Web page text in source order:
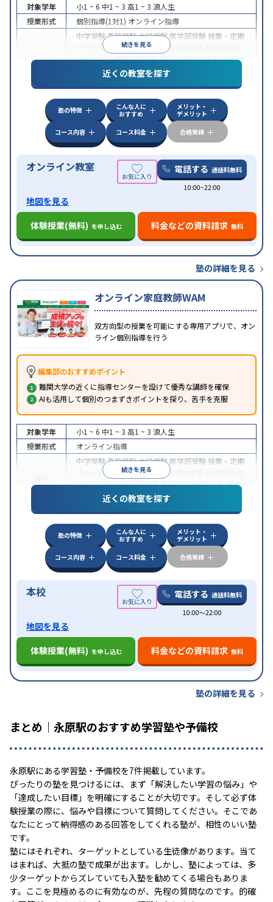
続きを見る
対象学年 小1 ~ 6 中1 ~ 3 高1 ~ 3 浪人生
授業形式
個別指導(1対1) オンライン指導
中学受験高校受験大学受験 医学部受験 授業・定期
テスト対策
内申点対策 学習習慣の定着
(旧AO)対策推薦入試対策学校別特化対策国公立大
私大対策共通テスト対策
英語・英会話特化
特徴
中高一貫校生に対応授業の振替可能 不登校生に対
オンライン対応 1科目から受講可能季節講習の
みの受講可
自習室あり
近くの教室を探す
塾の特徴
こんな人に
おすすめ
メリット・
デメリット
コース内容
コース料金 合格実績
オンライン教室 電話する 通話料無料
10:00~22:00
地図を見る
体験授業(無料) を申し込む 料金などの資料請求 無料
塾の詳細を見る
オンライン家庭教師WAM
双方向型の授業を可能にする専用アプリで、オン
ライン個別指導を行う
編集部のおすすめポイント
難関大学の近くに指導センターを設けて優秀な講師を確保
AIも活用して個別のつまずきポイントを探り、苦手を克服
続きを見る
対象学年 小1 ~ 6 中1 ~ 3 高1 ~ 3 浪人生
授業形式
オンライン指導
中学受験高校受験大学受験 医学部受験 授業・定期
テスト対策
内申点対策 学習習慣の定着
(旧AO)対策推薦入試対策英検(英語検定)対策漢検
(漢字検定)対策
中高一貫校生に対応成績保証制度あり授業の振替
可能不登校生に対応学習にPC・タブレットを利用
オンライン対応1科目から受講可能
近くの教室を探す
塾の特徴
こんな人に
おすすめ
メリット・
デメリット
コース内容
コース料金 合格実績
本校 電話する 通話料無料
10:00〜22:00
地図を見る
体験授業(無料) を申し込む 料金などの資料請求 無料
塾の詳細を見る
まとめ｜永原駅のおすすめ学習塾や予備校
永原駅にある学習塾・予備校を7件掲載しています。
ぴったりの塾を見つけるには、まず「解決したい学習の悩み」や
「達成したい目標」を明確にすることが大切です。そして必ず体
験授業の際に、悩みや目標について質問してください。そこであ
なたにとって納得感のある回答をしてくれる塾が、相性のいい塾
です。
塾にはそれぞれ、ターゲットとしている生徒像があります。当て
はまれば、大抵の塾で成果が出ます。しかし、塾によっては、多
少ターゲットからズレていても入塾を勧めてくる場合もありま
す。ここを見極めるのに有効なのが、先程の質問なのです。的確